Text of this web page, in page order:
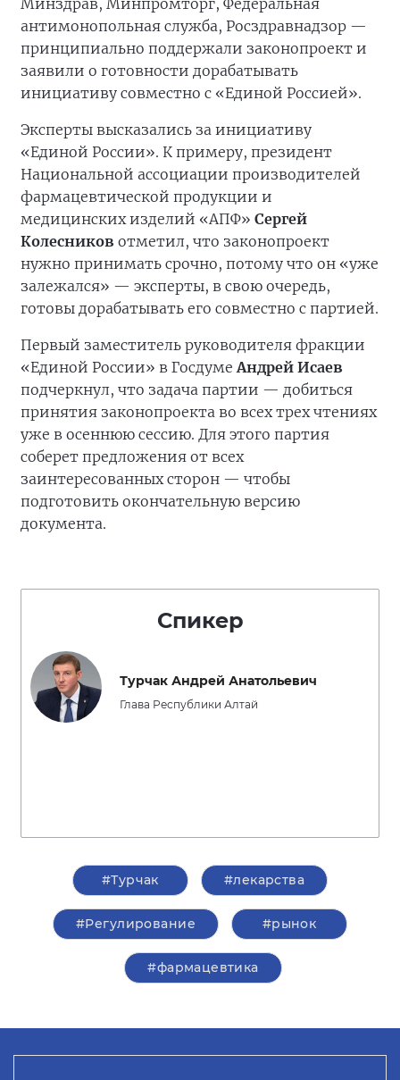
Минздрав, Минпромторг, Федеральная
антимонопольная служба, Росздравнадзор —
принципиально поддержали законопроект и
заявили о готовности дорабатывать
инициативу совместно с «Единой Россией».
Эксперты высказались за инициативу
«Единой России». К примеру, президент
Национальной ассоциации производителей
фармацевтической продукции и
медицинских изделий «АПФ» Сергей
Колесников отметил, что законопроект
нужно принимать срочно, потому что он «уже
залежался» — эксперты, в свою очередь,
готовы дорабатывать его совместно с партией.
Первый заместитель руководителя фракции
«Единой России» в ГосдумеАндрей Исаев
подчеркнул, что задача партии — добиться
принятия законопроекта во всех трех чтениях
уже в осеннюю сессию. Для этого партия
соберет предложения от всех
заинтересованных сторон — чтобы
подготовить окончательную версию
документа.
Спикер
Турчак Андрей Анатольевич
Глава Республики Алтай
#Турчак #лекарства
#Регулирование #рынок
#фармацевтика